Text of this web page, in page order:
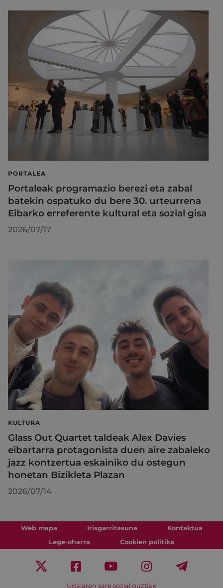
PORTALEA
Portaleak programazio berezi eta zabal
batekin ospatuko du bere 30. urteurrena
Eibarko erreferente kultural eta sozial gisa
2026/07/17
KULTURA
Glass Out Quartet taldeak Alex Davies
eibartarra protagonista duen aire zabaleko
jazz kontzertua eskainiko du ostegun
honetan Bizikleta Plazan
2026/07/14
Web mapa Irisgarritasuna
Kontaktua
Lege-oharra
Cookien politika
Udalaren sare sozial guztiak